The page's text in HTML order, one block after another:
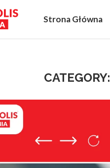
Strona Główna
CATEGORY: